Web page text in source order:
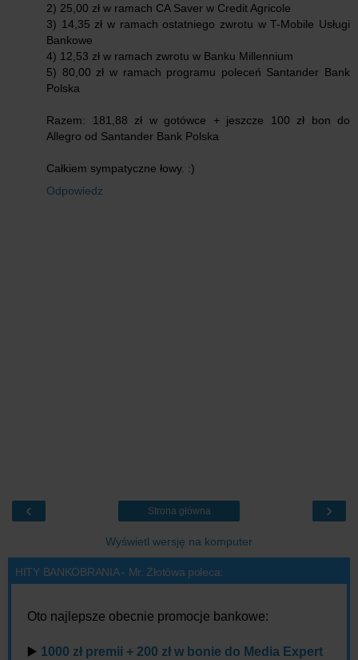
2) 25,00 zł w ramach CA Saver w Credit Agricole
3) 14,35 zł w ramach ostatniego zwrotu w T-Mobile Usługi
Bankowe
4) 12,53 zł w ramach zwrotu w Banku Millennium
5) 80,00 zł w ramach programu poleceń Santander Bank
Polska
Razem: 181,88 zł w gotówce + jeszcze 100 zł bon do
Allegro od Santander Bank Polska
Całkiem sympatyczne łowy. :)
Odpowiedz
‹ ›
Strona główna
Wyświetl wersję na komputer
HITY BANKOBRANIA - Mr. Złotówa poleca:
Oto najlepsze obecnie promocje bankowe:
▶️ 1000 zł premii + 200 zł w bonie do Media Expert